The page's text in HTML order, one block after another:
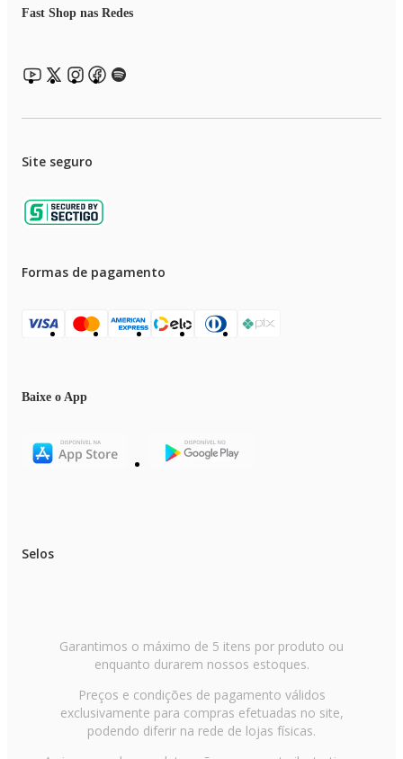
Fast Shop nas Redes
Site seguro
Formas de pagamento
Baixe o App
Selos
Garantimos o máximo de 5 itens por produto ou
enquanto durarem nossos estoques.
Preços e condições de pagamento válidos
exclusivamente para compras efetuadas no site,
podendo diferir na rede de lojas físicas.